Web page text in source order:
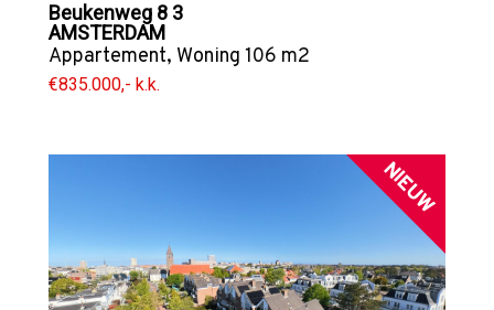
Beukenweg 8 3
AMSTERDAM
Appartement, Woning 106 m2
€835.000,- k.k.
NIEUW